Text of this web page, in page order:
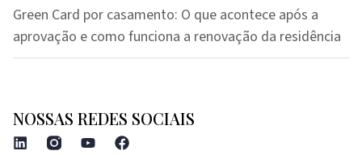
Green Card por casamento: O que acontece após a
aprovação e como funciona a renovação da residência
NOSSAS REDES SOCIAIS